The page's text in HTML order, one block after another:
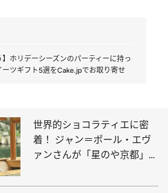
】ホリデーシーズンのパーティーに持っ
ツギフト5選をCake.jpでお取り寄せ
世界的ショコラティエに密
着！ ジャン＝ポール・エヴ
ァンさんが「星のや京都」で